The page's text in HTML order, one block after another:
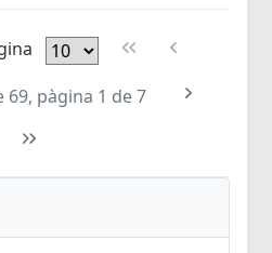
69, pàgina 1 de 7